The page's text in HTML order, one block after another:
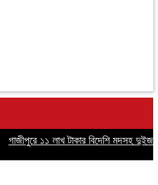
গাজীপুরে ১১ লাখ টাকার বিদেশি মদসহ দুইজন